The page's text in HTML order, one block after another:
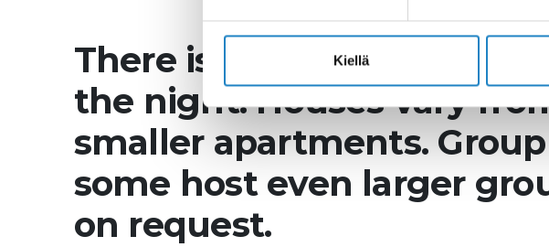
Kiellä
There is a possibility to
the night. Houses vary
smaller apartments.
some host even larger
on request.